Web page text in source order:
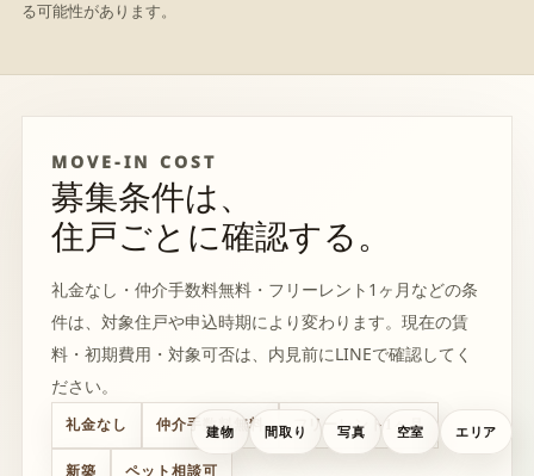
建物 間取り 写真 空室 エリア
る可能性があります。
MOVE-IN COST
募集条件は、
住戸ごとに確認する。
礼金なし・仲介手数料無料・フリーレント1ヶ月などの条
件は、対象住戸や申込時期により変わります。現在の賃
料・初期費用・対象可否は、内見前にLINEで確認してく
ださい。
礼金なし 仲介手数料無料 フリーレント1ヶ月
新築 ペット相談可